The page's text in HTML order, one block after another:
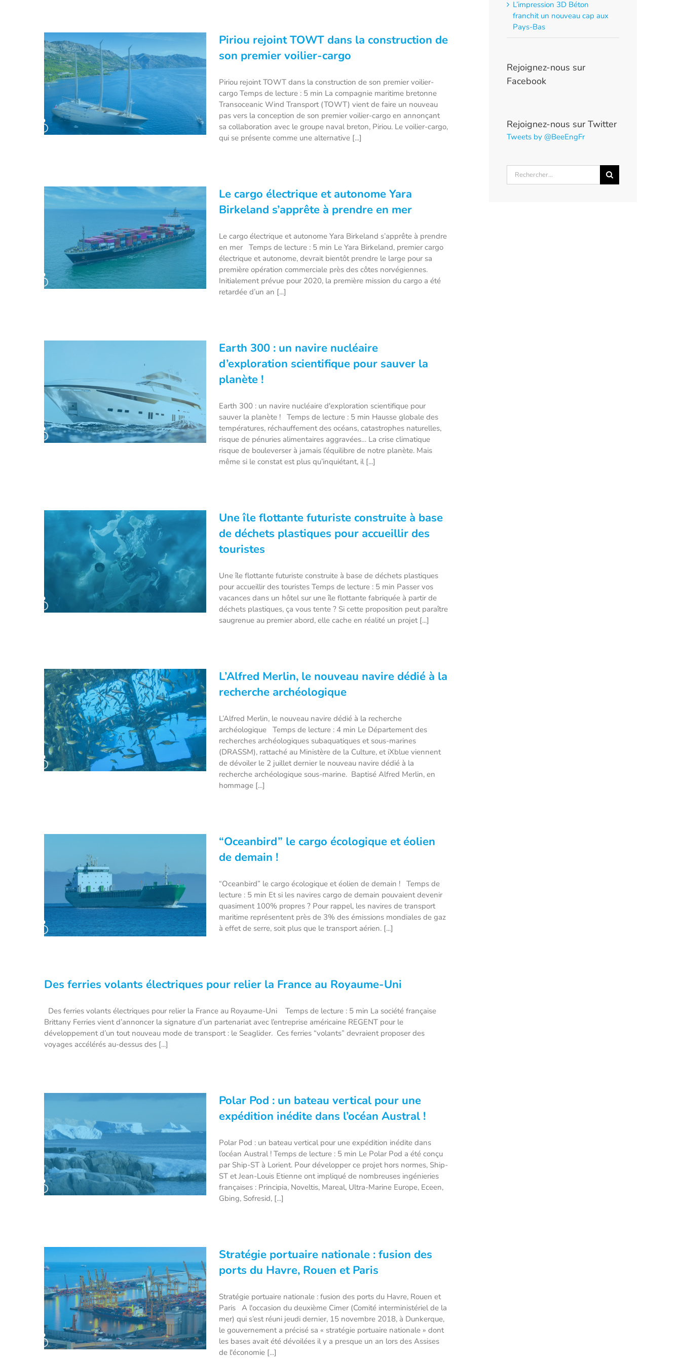
BMW s’attaque à la mer avec
son nouveau yacht électrique
Piriou rejoint TOWT dans la
construction de son premier
voilier-cargo
Piriou rejoint TOWT dans la construction de
son premier voilier-cargo
Piriou rejoint TOWT dans la construction de son premier voilier-
cargo Temps de lecture : 5 min La compagnie maritime bretonne
Transoceanic Wind Transport (TOWT) vient de faire un nouveau
pas vers la conception de son premier voilier-cargo en annonçant
sa collaboration avec le groupe naval breton, Piriou. Le voilier-cargo,
qui se présente comme une alternative [...]
Le cargo électrique et autonome
prendre en mer
Le cargo électrique et autonome Yara
Birkeland s’apprête à prendre en mer
Le cargo électrique et autonome Yara Birkeland s’apprête à prendre
en mer Temps de lecture : 5 min Le Yara Birkeland, premier cargo
électrique et autonome, devrait bientôt prendre le large pour sa
première opération commerciale près des côtes norvégiennes.
Initialement prévue pour 2020, la première mission du cargo a été
retardée d’un an [...]
d’exploration scientifique pour
sauver la planète !
Earth 300 : un navire nucléaire
d’exploration scientifique pour sauver la
planète !
Earth 300 : un navire nucléaire d'exploration scientifique pour
sauver la planète ! Temps de lecture : 5 min Hausse globale des
températures, réchauffement des océans, catastrophes naturelles,
risque de pénuries alimentaires aggravées… La crise climatique
risque de bouleverser à jamais l’équilibre de notre planète. Mais
même si le constat est plus qu’inquiétant, il [...]
construite à base de déchets
plastiques pour accueillir des
touristes
Une île flottante futuriste construite à base
de déchets plastiques pour accueillir des
touristes
Une île flottante futuriste construite à base de déchets plastiques
pour accueillir des touristes Temps de lecture : 5 min Passer vos
vacances dans un hôtel sur une île flottante fabriquée à partir de
déchets plastiques, ça vous tente ? Si cette proposition peut paraître
saugrenue au premier abord, elle cache en réalité un projet [...]
navire dédié à la recherche
L’Alfred Merlin, le nouveau navire dédié à la
recherche archéologique
L’Alfred Merlin, le nouveau navire dédié à la recherche
archéologique Temps de lecture : 4 min Le Département des
recherches archéologiques subaquatiques et sous-marines
(DRASSM), rattaché au Ministère de la Culture, et iXblue viennent
de dévoiler le 2 juillet dernier le nouveau navire dédié à la
recherche archéologique sous-marine. Baptisé Alfred Merlin, en
hommage [...]
“Oceanbird” le cargo écologique
et éolien de demain !
“Oceanbird” le cargo écologique et éolien
de demain !
“Oceanbird” le cargo écologique et éolien de demain ! Temps de
lecture : 5 min Et si les navires cargo de demain pouvaient devenir
quasiment 100% propres ? Pour rappel, les navires de transport
maritime représentent près de 3% des émissions mondiales de gaz
à effet de serre, soit plus que le transport aérien. [...]
Des ferries volants électriques pour relier la France au Royaume-Uni
Des ferries volants électriques pour relier la France au Royaume-Uni Temps de lecture : 5 min La société française
Brittany Ferries vient d’annoncer la signature d’un partenariat avec l’entreprise américaine REGENT pour le
développement d’un tout nouveau mode de transport : le Seaglider. Ces ferries “volants” devraient proposer des
voyages accélérés au-dessus des [...]
Polar Pod : un bateau vertical
pour une expédition inédite dans
l’océan Austral !
Polar Pod : un bateau vertical pour une
expédition inédite dans l’océan Austral !
Polar Pod : un bateau vertical pour une expédition inédite dans
l’océan Austral ! Temps de lecture : 5 min Le Polar Pod a été conçu
par Ship-ST à Lorient. Pour développer ce projet hors normes, Ship-
ST et Jean-Louis Etienne ont impliqué de nombreuses ingénieries
françaises : Principia, Noveltis, Mareal, Ultra-Marine Europe, Eceen,
Gbing, Sofresid, [...]
Stratégie portuaire nationale : fusion des
ports du Havre, Rouen et Paris
Stratégie portuaire nationale : fusion des ports du Havre, Rouen et
Paris A l'occasion du deuxième Cimer (Comité interministériel de la
mer) qui s’est réuni jeudi dernier, 15 novembre 2018, à Dunkerque,
le gouvernement a précisé sa « stratégie portuaire nationale » dont
les bases avait été dévoilées il y a presque un an lors des Assises
de l'économie [...]
L’impression 3D Béton
franchit un nouveau cap aux
Pays-Bas
Rejoignez-nous sur
Facebook
Rejoignez-nous sur Twitter
Tweets by @BeeEngFr
Rechercher: